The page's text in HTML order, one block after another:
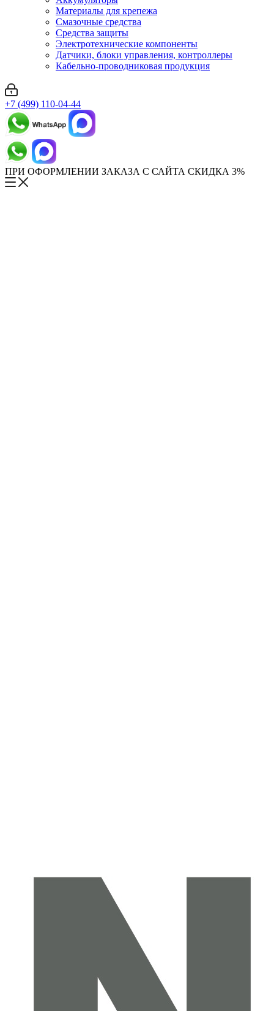
Материалы для крепежа
Смазочные средства
Средства защиты
Электротехнические компоненты
Датчики, блоки управления, контроллеры
Кабельно-проводниковая продукция
+7 (499) 110-04-44
ПРИ ОФОРМЛЕНИИ ЗАКАЗА С САЙТА СКИДКА 3%